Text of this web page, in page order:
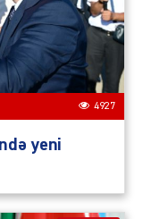
4927
yeni